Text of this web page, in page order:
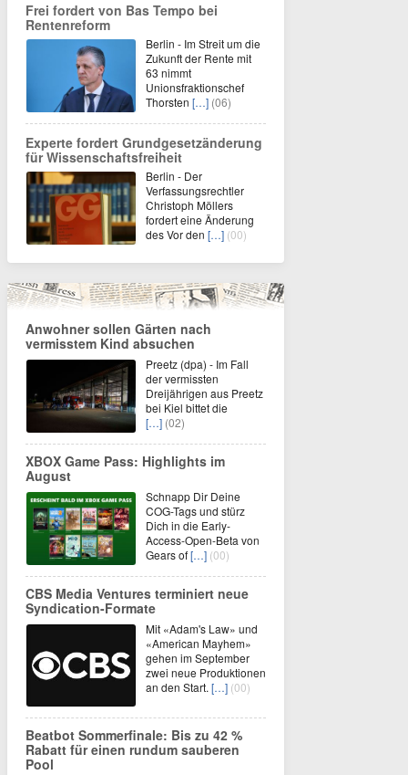
Frei fordert von Bas Tempo bei
Rentenreform
Berlin - Im Streit um die
Zukunft der Rente mit
63 nimmt
Unionsfraktionschef
Thorsten […] (06)
Experte fordert Grundgesetzänderung
für Wissenschaftsfreiheit
Berlin - Der
Verfassungsrechtler
Christoph Möllers
fordert eine Änderung
des Vor den […] (00)
Anwohner sollen Gärten nach
vermisstem Kind absuchen
Preetz (dpa) - Im Fall
der vermissten
Dreijährigen aus Preetz
bei Kiel bittet die
[…] (02)
XBOX Game Pass: Highlights im
August
Schnapp Dir Deine
COG-Tags und stürz
Dich in die Early-
Access-Open-Beta von
Gears of[…] (00)
CBS Media Ventures terminiert neue
Syndication-Formate
Mit «Adam's Law» und
«American Mayhem»
gehen im September
zwei neue Produktionen
an den Start. […] (00)
Beatbot Sommerfinale: Bis zu 42 %
Rabatt für einen rundum sauberen
Pool